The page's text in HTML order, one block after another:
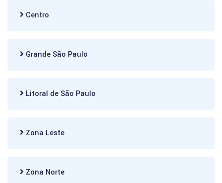
Centro
Grande São Paulo
Litoral de São Paulo
Zona Leste
Zona Norte